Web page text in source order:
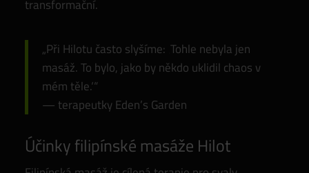
transformační.
„Při Hilotu často slyšíme: ‚Tohle nebyla jen
masáž. To bylo, jako by někdo uklidil chaos v
mém těle.‘“
— terapeutky Eden’s Garden
Účinky filipínské masáže Hilot